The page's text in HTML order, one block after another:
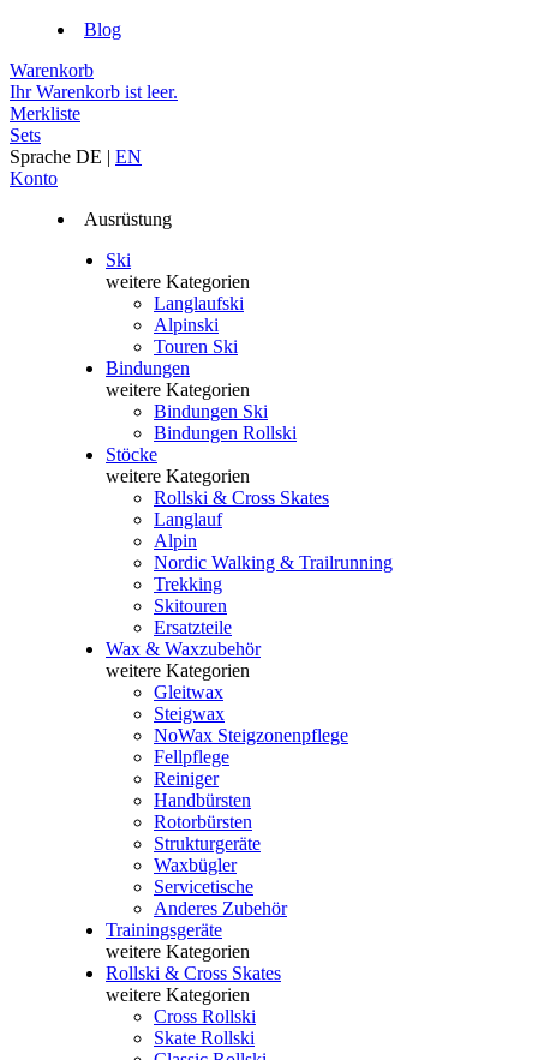
Blog
Warenkorb
Ihr Warenkorb ist leer.
Merkliste
Sets
Sprache DE | EN
Konto
Ausrüstung
Ski
weitere Kategorien
Langlaufski
Alpinski
Touren Ski
Bindungen
weitere Kategorien
Bindungen Ski
Bindungen Rollski
Stöcke
weitere Kategorien
Rollski & Cross Skates
Langlauf
Alpin
Nordic Walking & Trailrunning
Trekking
Skitouren
Ersatzteile
Wax & Waxzubehör
weitere Kategorien
Gleitwax
Steigwax
NoWax Steigzonenpflege
Fellpflege
Reiniger
Handbürsten
Rotorbürsten
Strukturgeräte
Waxbügler
Servicetische
Anderes Zubehör
Trainingsgeräte
weitere Kategorien
Rollski & Cross Skates
weitere Kategorien
Cross Rollski
Skate Rollski